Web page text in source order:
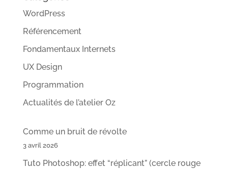
WordPress
Référencement
Fondamentaux Internets
UX Design
Programmation
Actualités de l’atelier Oz
Comme un bruit de révolte
3 avril 2026
Tuto Photoshop: effet “réplicant” (cercle rouge